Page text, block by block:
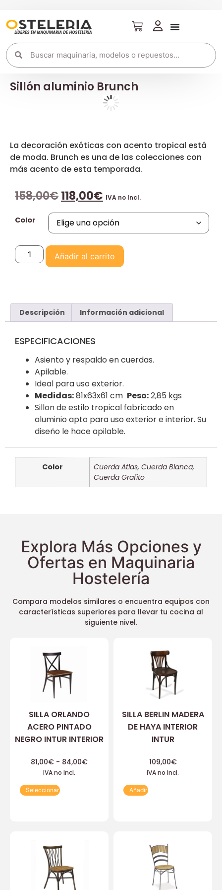
Sillón aluminio Brunch
La decoración exóticas con acento tropical está
de moda. Brunch es una de las colecciones con
más acento de esta temporada.
158,00€118,00€ IVA no Incl.
Color
Añadir al carrito
Descripción Información adicional
ESPECIFICACIONES
Asiento y respaldo en cuerdas.
Apilable.
Ideal para uso exterior.
Medidas:81x63x61 cm Peso:2,85 kgs
Sillon de estilo tropical fabricado en
aluminio apto para uso exterior e interior. Su
diseño le hace apilable.
Color Cuerda Atlas, Cuerda Blanca,
Cuerda Grafito
Explora Más Opciones y
Ofertas en Maquinaria
Hostelería
Compara modelos similares o encuentra equipos con
características superiores para llevar tu cocina al
siguiente nivel.
SILLA ORLANDO
ACERO PINTADO
NEGRO INTUR INTERIOR
81,00€ - 84,00€
IVA no Incl.
Seleccionar
SILLA BERLIN MADERA
DE HAYA INTERIOR
INTUR
109,00€
IVA no Incl.
Añadir